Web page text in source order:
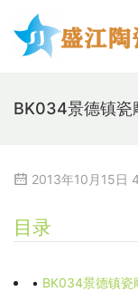
BK034景德镇瓷
2013年10月15日
目录
• BK034景德镇瓷